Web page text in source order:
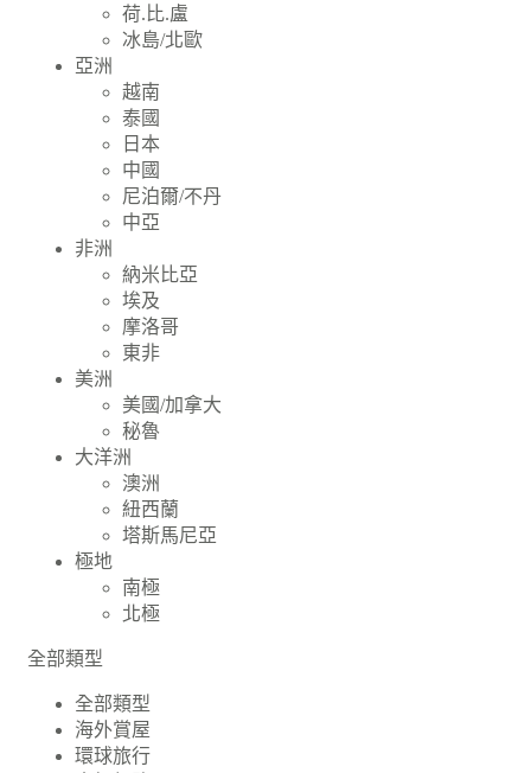
荷.比.盧
冰島/北歐
亞洲
越南
泰國
日本
中國
尼泊爾/不丹
中亞
非洲
納米比亞
埃及
摩洛哥
東非
美洲
美國/加拿大
秘魯
大洋洲
澳洲
紐西蘭
塔斯馬尼亞
極地
南極
北極
全部類型
全部類型
海外賞屋
環球旅行